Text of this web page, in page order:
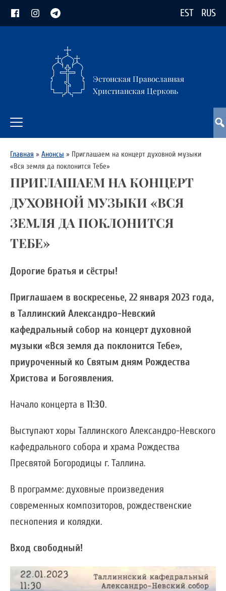
EST RUS
Эстонская Православная
Христианская Церковь
Главная » Анонсы » Приглашаем на концерт духовной музыки
«Вся земля да поклонится Тебе»
ПРИГЛАШАЕМ НА КОНЦЕРТ
ДУХОВНОЙ МУЗЫКИ «ВСЯ
ЗЕМЛЯ ДА ПОКЛОНИТСЯ
ТЕБЕ»
Дорогие братья и сёстры!
Приглашаем в воскресенье, 22 января 2023 года,
в Таллинский Александро-Невский
кафедральный собор на концерт духовной
музыки «Вся земля да поклонится Тебе»,
приуроченный ко Святым дням Рождества
Христова и Богоявления.
Начало концерта в 11:30.
Выступают хоры Таллинского Александро-Невского
кафедрального собора и храма Рождества
Пресвятой Богородицы г. Таллина.
В программе: духовные произведения
современных композиторов, рождественские
песнопения и колядки.
Вход свободный!